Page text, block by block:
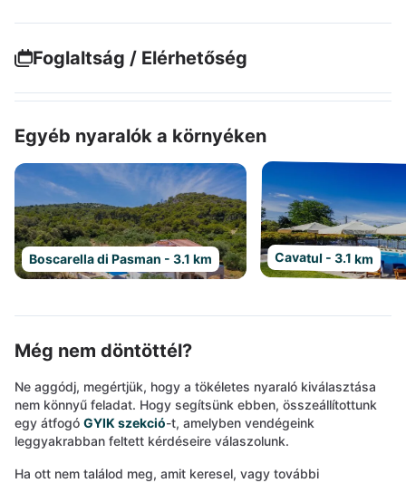
Foglaltság / Elérhetőség
Egyéb nyaralók a környéken
Boscarella di Pasman - 3.1 km Cavatul - 3.1 km
Még nem döntöttél?
Ne aggódj, megértjük, hogy a tökéletes nyaraló kiválasztása
nem könnyű feladat. Hogy segítsünk ebben, összeállítottunk
egy átfogó GYIK szekció-t, amelyben vendégeink
leggyakrabban feltett kérdéseire válaszolunk.
Ha ott nem találod meg, amit keresel, vagy további